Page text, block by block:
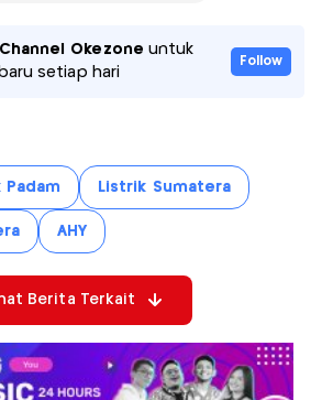
Okezone untuk
setiap hari
Follow
Padam Listrik Sumatera
AHY
Berita Terkait